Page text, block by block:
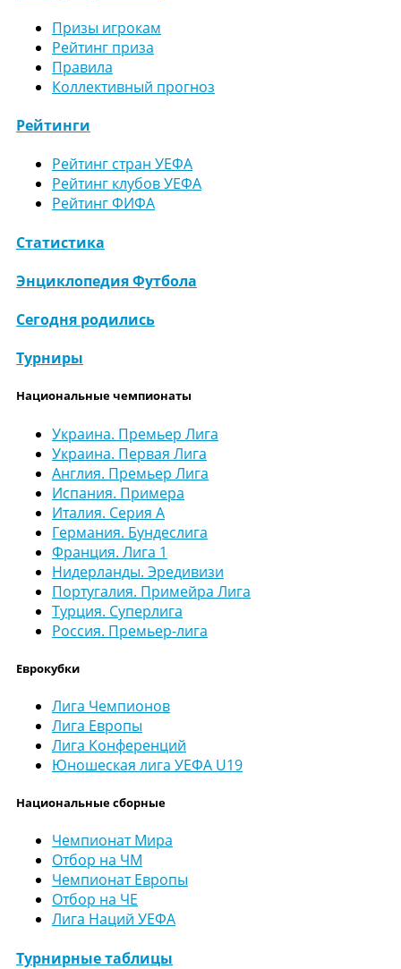
Призы игрокам
Рейтинг приза
Правила
Коллективный прогноз
Рейтинги
Рейтинг стран УЕФА
Рейтинг клубов УЕФА
Рейтинг ФИФА
Статистика
Энциклопедия Футбола
Сегодня родились
Турниры
Национальные чемпионаты
Украина. Премьер Лига
Украина. Первая Лига
Англия. Премьер Лига
Испания. Примера
Италия. Серия А
Германия. Бундеслига
Франция. Лига 1
Нидерланды. Эредивизи
Португалия. Примейра Лига
Турция. Суперлига
Россия. Премьер-лига
Еврокубки
Лига Чемпионов
Лига Европы
Лига Конференций
Юношеская лига УЕФА U19
Национальные сборные
Чемпионат Мира
Отбор на ЧМ
Чемпионат Европы
Отбор на ЧЕ
Лига Наций УЕФА
Турнирные таблицы